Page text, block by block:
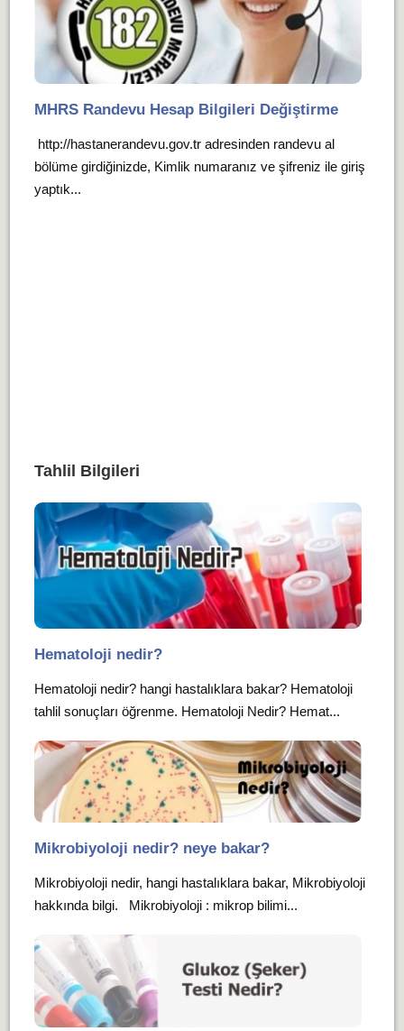
MHRS Randevu Hesap Bilgileri Değiştirme
http://hastanerandevu.gov.tr adresinden randevu al
bölüme girdiğinizde, Kimlik numaranız ve şifreniz ile giriş
yaptık...
Tahlil Bilgileri
Hematoloji nedir?
Hematoloji nedir? hangi hastalıklara bakar? Hematoloji
tahlil sonuçları öğrenme. Hematoloji Nedir? Hemat...
Mikrobiyoloji nedir? neye bakar?
Mikrobiyoloji nedir, hangi hastalıklara bakar, Mikrobiyoloji
hakkında bilgi. Mikrobiyoloji : mikrop bilimi...